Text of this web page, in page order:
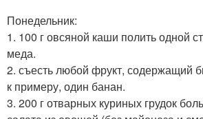
Понедельник:
1. 100 г овсяной каши полить одной
меда.
2. съесть любой фрукт, содержащий
к примеру, один банан.
3. 200 г отварных куриных грудок